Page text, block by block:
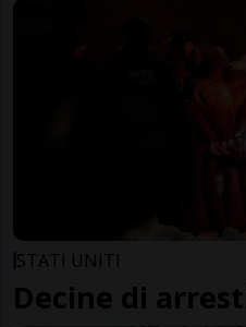
STATI UNITI
Decine di